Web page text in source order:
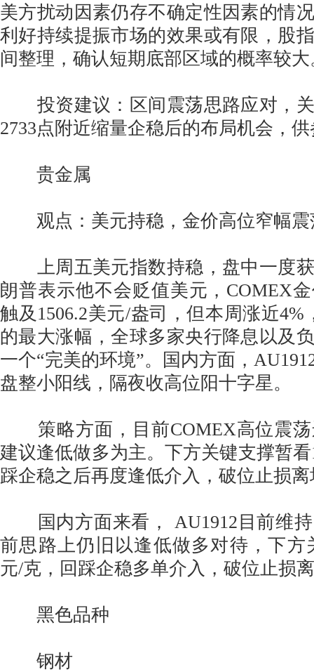
美方扰动因素仍存不确定性因素的情
利好持续提振市场的效果或有限，股
间整理，确认短期底部区域的概率较大
投资建议：区间震荡思路应对，关
2733点附近缩量企稳后的布局机会，
贵金属
观点：美元持稳，金价高位窄幅震
上周五美元指数持稳，盘中一度获
朗普表示他不会贬值美元，COMEX
触及1506.2美元/盎司，但本周涨近4%
的最大涨幅，全球多家央行降息以及
一个“完美的环境”。国内方面，
盘整小阳线，隔夜收高位阳十字星。
策略方面，目前COMEX高位震荡
建议逢低做多为主。下方关键支撑暂
踩企稳之后再度逢低介入，破位止损
国内方面来看， AU1912目前维持
前思路上仍旧以逢低做多对待，下方
元/克，回踩企稳多单介入，破位止损
黑色品种
钢材